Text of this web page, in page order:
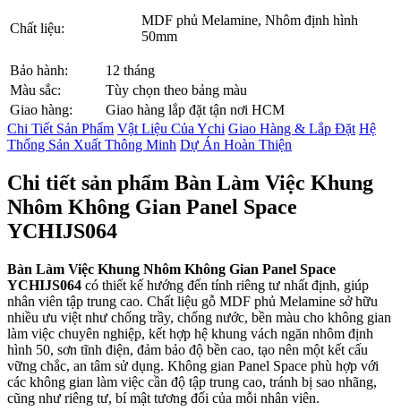
Chất liệu:
MDF phủ Melamine, Nhôm định hình
50mm
Bảo hành:
12 tháng
Màu sắc:
Tùy chọn theo bảng màu
Giao hàng:
Giao hàng lắp đặt tận nơi HCM
Chi Tiết Sản Phẩm Vật Liệu Của Ychi Giao Hàng & Lắp Đặt Hệ
Thống Sản Xuất Thông Minh Dự Án Hoàn Thiện
Chi tiết sản phẩm Bàn Làm Việc Khung
Nhôm Không Gian Panel Space
YCHIJS064
Bàn Làm Việc Khung Nhôm Không Gian Panel Space
YCHIJS064 có thiết kế hướng đến tính riêng tư nhất định, giúp
nhân viên tập trung cao. Chất liệu gỗ MDF phủ Melamine sở hữu
nhiều ưu việt như chống trầy, chống nước, bền màu cho không gian
làm việc chuyên nghiệp, kết hợp hệ khung vách ngăn nhôm định
hình 50, sơn tĩnh điện, đảm bảo độ bền cao, tạo nên một kết cấu
vững chắc, an tâm sử dụng. Không gian Panel Space phù hợp với
các không gian làm việc cần độ tập trung cao, tránh bị sao nhãng,
cũng như riêng tư, bí mật tương đối của mỗi nhân viên.